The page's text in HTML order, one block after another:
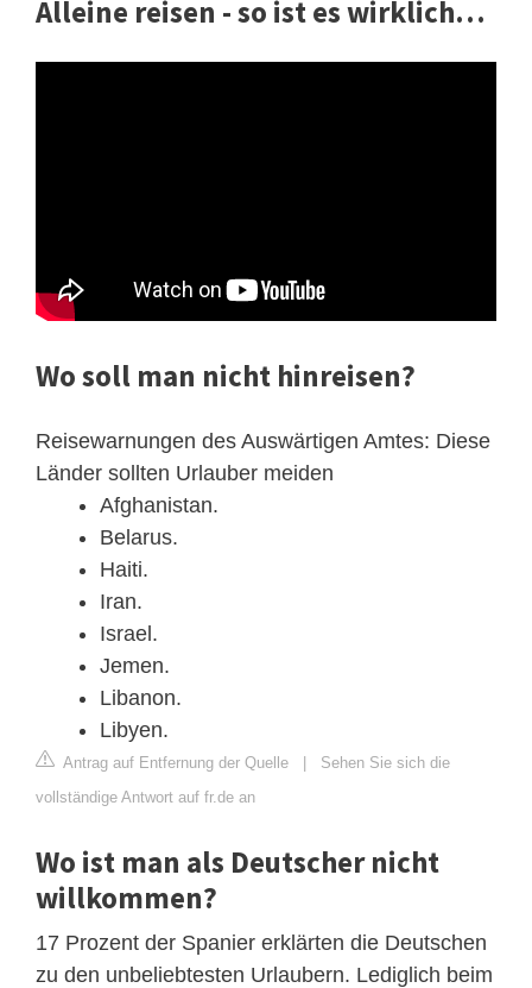
Alleine reisen - so ist es wirklich…
Wo soll man nicht hinreisen?
Reisewarnungen des Auswärtigen Amtes: Diese
Länder sollten Urlauber meiden
Afghanistan.
Belarus.
Haiti.
Iran.
Israel.
Jemen.
Libanon.
Libyen.
Antrag auf Entfernung der Quelle | Sehen Sie sich die
vollständige Antwort auf fr.de an
Wo ist man als Deutscher nicht
willkommen?
17 Prozent der Spanier erklärten die Deutschen
zu den unbeliebtesten Urlaubern. Lediglich beim